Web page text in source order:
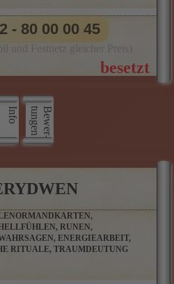
Info B
e
w
e
r
­
t
u
n
g
e
n
- 80 00 00 45
RUNEN,
ENERGIEARBEIT,
RITUALE, TRAUMDEUTUNG